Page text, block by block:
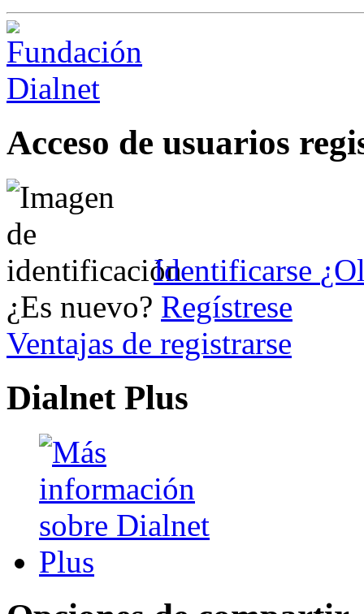
Acceso de usuarios
Identificarse
¿Es nuevo? Regístrese
Ventajas de registrarse
Dialnet Plus